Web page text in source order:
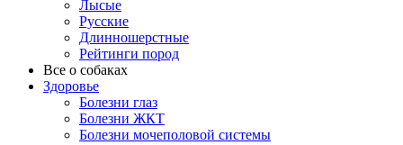
Лысые
Русские
Длинношерстные
Рейтинги пород
Все о собаках
Здоровье
Болезни глаз
Болезни ЖКТ
Болезни мочеполовой системы